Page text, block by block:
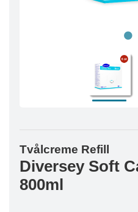
Tvålcreme Refill
Diversey Soft
800ml